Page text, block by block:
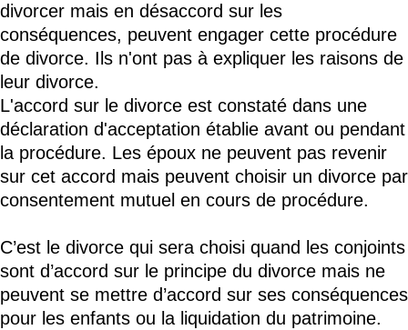
divorcer mais en désaccord sur les
conséquences, peuvent engager cette procédure
de divorce. Ils n'ont pas à expliquer les raisons de
leur divorce.
L'accord sur le divorce est constaté dans une
déclaration d'acceptation établie avant ou pendant
la procédure. Les époux ne peuvent pas revenir
sur cet accord mais peuvent choisir un divorce par
consentement mutuel en cours de procédure.
C’est le divorce qui sera choisi quand les conjoints
sont d’accord sur le principe du divorce mais ne
peuvent se mettre d’accord sur ses conséquences
pour les enfants ou la liquidation du patrimoine.